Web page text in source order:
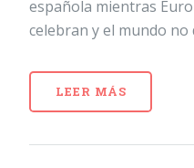
española mientras
celebran y el mundo no
LEER MÁS